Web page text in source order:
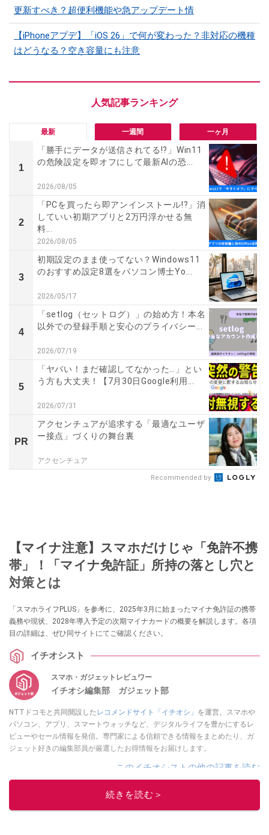
更新すべき？超便利機能や急アップデート情
【iPhoneアプデ】「iOS 26」で何が変わった？非対応の機種
はどうなる？空き容量にも注意
最新 一週間 一ヶ月
1
「勝手にデータが送信されてる!?」Win11
の危険設定を即オフにして最新AIの恐...
2026/08/05
2
「PCを買ったら即アンインストール!?」消
していい初期アプリと2万円浮かせる無
料...
2026/08/05
3
初期設定のまま使ってない？Windows11
のおすすめ設定8選をパソコン博士Yo...
2026/05/17
4
「setlog（セットログ）」の始め方！本名
以外での登録手順と安心のプライバシー...
2026/07/19
5
「ヤバい！まだ確認してなかった…」とい
う方も大丈夫！【7月30日Google利用...
2026/07/31
PR
アクセンチュアが追求する「最適なユーザ
ー接点」づくりの舞台裏
アクセンチュア
Recommended by
【マイナ注意】スマホだけじゃ「免許不携
帯」！「マイナ免許証」所持の落とし穴と
対策とは
「スマホライフPLUS」を参考に、2025年3月に始まったマイナ免許証の携帯
義務や現状、2028年導入予定の次期マイナカードの概要を解説します。各項
目の詳細は、ぜひ同サイトにてご確認ください。
イチオシスト
スマホ・ガジェットレビュワー
イチオシ編集部 ガジェット部
NTTドコモと共同開設した レコメンドサイト「イチオシ」 を運営。スマホや
パソコン、アプリ、スマートウォッチなど、デジタルライフを豊かにするレ
ビューやセール情報を発信。専門家による信頼できる情報をまとめたり、ガ
ジェット好きの編集部員が厳選したお得情報をお届けします。
このイチオシストの他の記事を読む
続きを読む＞